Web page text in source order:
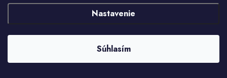
Nastavenie
Súhlasím
Ochrana osobných údajov GDPR
Sprchové kúty a vaničky
Vane
Kúpeľňový nábytok
Kedy rekonštruovať kúpeľňu a prečo je výmena sprchového kúta
dobrý investičný krok?
Údržba sprchového kúta: ako predĺžiť životnosť skla, tesnenia a
vaničky
Dobrakupelna.sk. Všetky práva vyhradené.